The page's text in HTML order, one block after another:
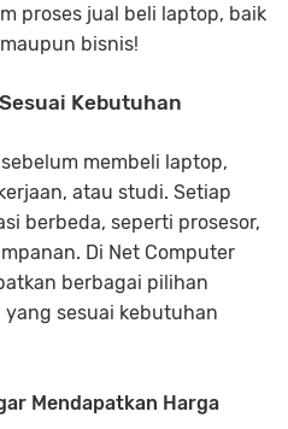
proses jual beli laptop, baik
bisnis!
Kebutuhan
membeli laptop,
atau studi. Setiap
berbeda, seperti prosesor,
Di Net Computer
berbagai pilihan
sesuai kebutuhan
Mendapatkan Harga